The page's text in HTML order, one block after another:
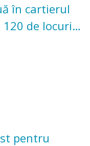
în cartierul
de locuri
pentru